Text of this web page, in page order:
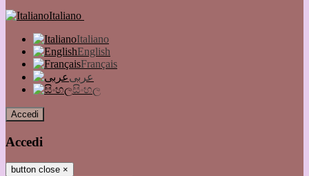
Italiano
Italiano
English
Français
عربى
සිංහල
Accedi
Accedi
button close ×